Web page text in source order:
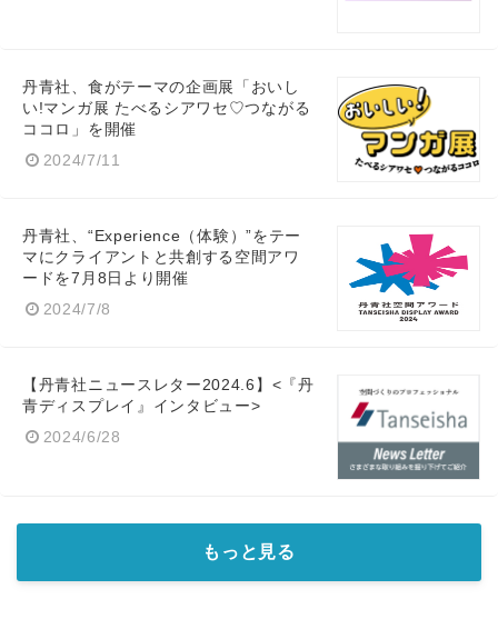
丹青社、食がテーマの企画展「おいし
い!マンガ展 たべるシアワセ♡つながる
ココロ」を開催
2024/7/11
丹青社、“Experience（体験）”をテー
マにクライアントと共創する空間アワ
ードを7月8日より開催
2024/7/8
【丹青社ニュースレター2024.6】<『丹
青ディスプレイ』インタビュー>
2024/6/28
もっと見る